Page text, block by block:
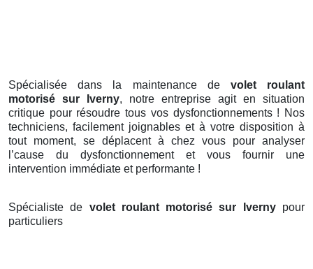
Spécialisée dans la maintenance de volet roulant
motorisé sur Iverny, notre entreprise agit en situation
critique pour résoudre tous vos dysfonctionnements ! Nos
techniciens, facilement joignables et à votre disposition à
tout moment, se déplacent à chez vous pour analyser
l’cause du dysfonctionnement et vous fournir une
intervention immédiate et performante !
Spécialiste de volet roulant motorisé sur Iverny pour
particuliers